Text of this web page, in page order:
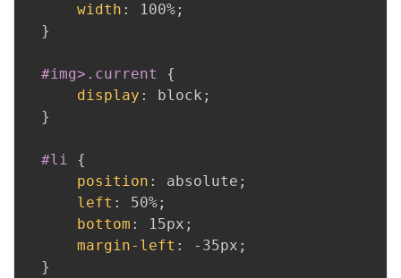
width : 100%;
}
#img>.current
{
display : block ;
}
#li
{
position : absolute ;
left : 50%;
bottom : 15px ;
margin-left : -35px ;
}